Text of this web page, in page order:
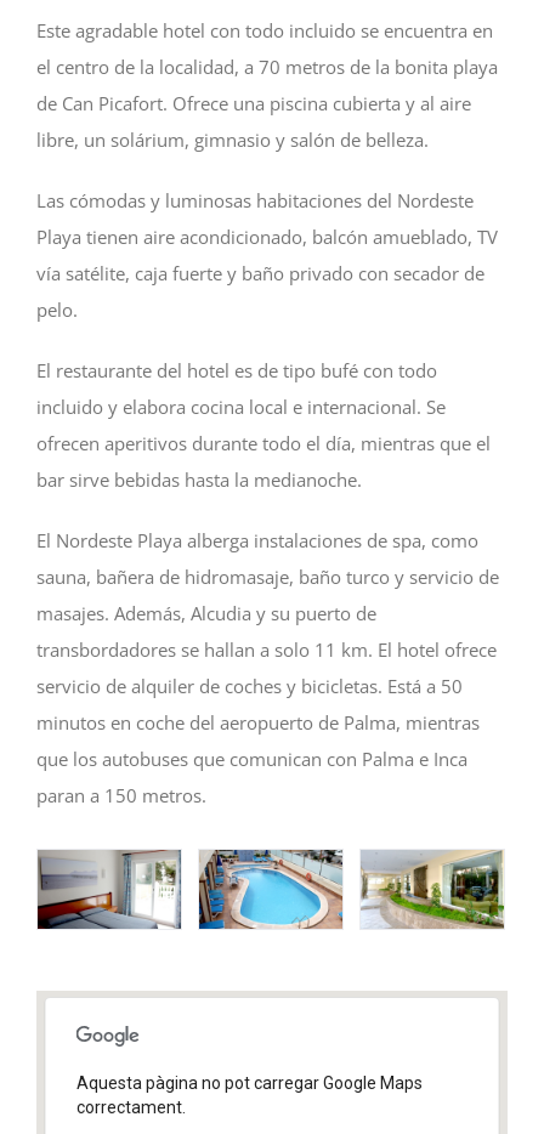
Este agradable hotel con todo incluido se encuentra en
el centro de la localidad, a 70 metros de la bonita playa
de Can Picafort. Ofrece una piscina cubierta y al aire
libre, un solárium, gimnasio y salón de belleza.
Las cómodas y luminosas habitaciones del Nordeste
Playa tienen aire acondicionado, balcón amueblado, TV
vía satélite, caja fuerte y baño privado con secador de
pelo.
El restaurante del hotel es de tipo bufé con todo
incluido y elabora cocina local e internacional. Se
ofrecen aperitivos durante todo el día, mientras que el
bar sirve bebidas hasta la medianoche.
El Nordeste Playa alberga instalaciones de spa, como
sauna, bañera de hidromasaje, baño turco y servicio de
masajes. Además, Alcudia y su puerto de
transbordadores se hallan a solo 11 km. El hotel ofrece
servicio de alquiler de coches y bicicletas. Está a 50
minutos en coche del aeropuerto de Palma, mientras
que los autobuses que comunican con Palma e Inca
paran a 150 metros.
Aquesta pàgina no pot carregar Google Maps
correctament.